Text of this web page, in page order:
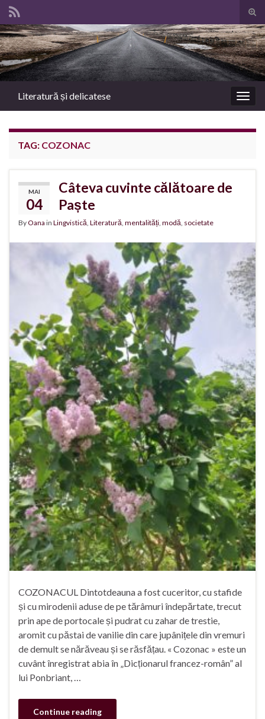
Search for:
Literatură și delicatese
TAG: COZONAC
MAI
04
Câteva cuvinte călătoare de
Paște
ByOana in Lingvistică Literatură mentalități modă societate
COZONACUL Dintotdeauna a fost cuceritor, cu stafide
și cu mirodenii aduse de pe tărâmuri îndepărtate, trecut
prin ape de portocale și pudrat cu zahar de trestie,
aromit cu păstai de vanilie din care jupânițele din vremuri
de demult se nărăveau și se răsfățau. « Cozonac » este un
cuvânt înregistrat abia în „Dicționarul francez-român” al
lui Ponbriant, …
Continue reading